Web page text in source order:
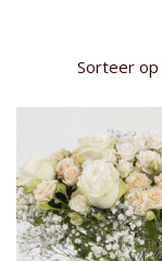
Sorteer op